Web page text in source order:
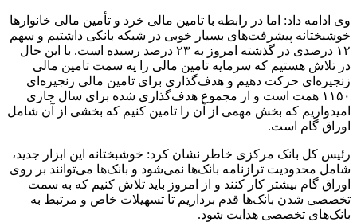
وی ادامه داد: اما در رابطه با تامین مالی خرد و تأمین مالی خانوارها
خوشبختانه پیشرفت‌های بسیار خوبی در شبکه بانکی داشتیم و سهم
۱۲ درصدی در گذشته امروز به ۲۳ درصد رسیده است. با این حال
در تلاش هستیم که سرمایه تامین مالی را یه سمت تامین مالی
زنجیره‌ای حرکت دهیم و هدف‌گذاری برای تامین مالی زنجیره‌ای
۱۱۵۰ همت است و از مجموع هدف‌گذاری شده برای سال جاری
امیدواریم که بخش مهمی از آن را تامین کنیم که بخشی از آن شامل
اوراق گام است.
رئیس کل بانک مرکزی خاطر نشان کرد: خوشبختانه این ابزار جدید،
شامل محدودیت ترازنامه بانک‌ها نمی‌شود و بانک‌ها می‌توانند بر روی
اوراق گام بیشتر کار کنند و از امروز باید تلاش کنیم که به سمت
تخصصی شدن بانک‌ها قدم برداریم تا تسهیلات خاص و مرتبط به
بانک‌های تخصصی هدایت شود.